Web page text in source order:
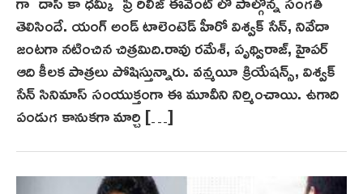
తెలిసిందే. యంగ్ అండ్ టాలెంటెడ్ హీరో విశ్వ‌క్ సేన్‌, నివేదా
జంట‌గా న‌టించిన చిత్ర‌మిది.రావు రమేశ్, పృథ్విరాజ్‌, హైపర్‌
ఆది కీలక పాత్రలు పోషిస్తున్నారు. వన్మయీ క్రియేషన్స్, విశ్వక్
సేన్ సినిమాస్ సంయుక్తంగా ఈ మూవీని నిర్మించాయి. ఉగాది
పండుగ కానుక‌గా మార్చి […]